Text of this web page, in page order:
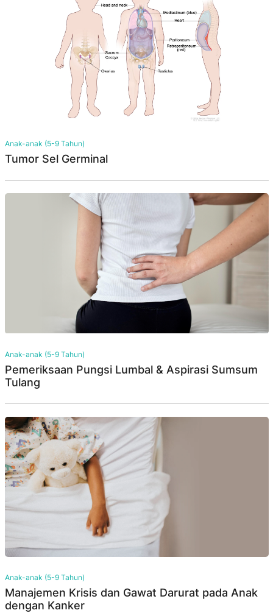
Anak-anak (5-9 Tahun)
Tumor Sel Germinal
Anak-anak (5-9 Tahun)
Pemeriksaan Pungsi Lumbal & Aspirasi Sumsum
Tulang
Anak-anak (5-9 Tahun)
Manajemen Krisis dan Gawat Darurat pada Anak
dengan Kanker